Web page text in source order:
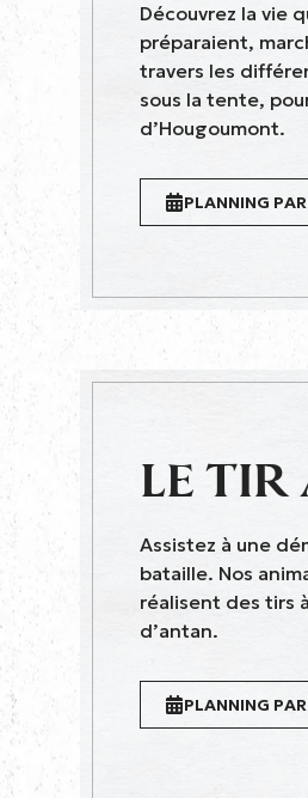
Découvrez la vie
préparaient,
travers les
sous la tente,
d’Hougoumont.
PLANNING
LE
Assistez à une
bataille. Nos
réalisent des tirs
d’antan.
PLANNING